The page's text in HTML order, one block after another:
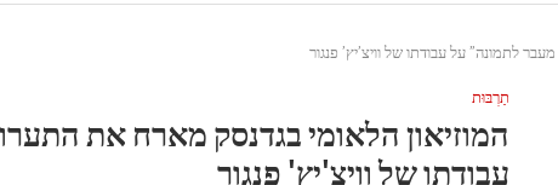
לתמונה” על עבודתו של וויצ’יץ’ פנגור
תַרְבּוּת
המוזיאון הלאומי בגדנסק מארח את
עבודתו של וויצ'יץ' פנגור